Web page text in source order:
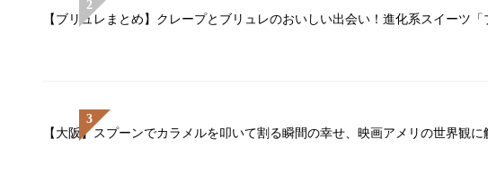
【ブリュレまとめ】クレープとブリュレのおいしい出会い！進化系スイーツ
【大阪】スプーンでカラメルを叩いて割る瞬間の幸せ、映画アメリの世界観